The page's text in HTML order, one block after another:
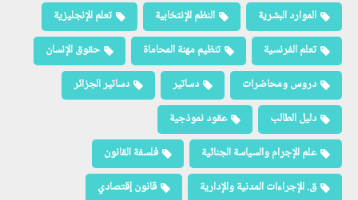
الموارد البشرية
النظم الإنتخابية
تعلم الإنجليزية
تعلم الفرنسية
تنظيم مهنة المحاماة
حقوق الإنسان
دروس ومحاضرات
دساتير
دساتير الجزائر
دليل الطالب
عقود نموذجية
علم الإجرام والسياسة الجنائية
فلسفة القانون
ق. الإجراءات المدنية والإدارية
قانون إقتصادي